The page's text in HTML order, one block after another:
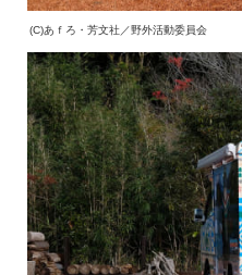
(C)あｆろ・芳文社／野外活動委員会